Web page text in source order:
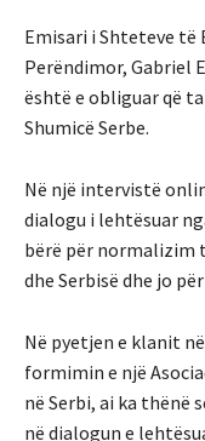
Emisari i Shteteve të
Perëndimor, Gabriel
është e obliguar që
Shumicë Serbe.
Në një intervistë
dialogu i lehtësuar
bërë për normalizim
dhe Serbisë dhe jo
Në pyetjen e klanit
formimin e një
në Serbi, ai ka thënë
në dialogun e